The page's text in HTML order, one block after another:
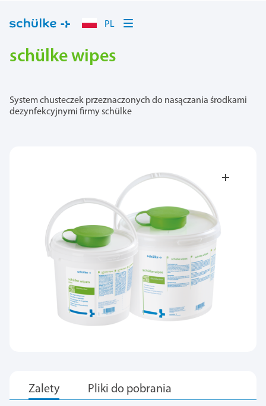
PL
schülke wipes
System chusteczek przeznaczonych do nasączania środkami
dezynfekcyjnymi firmy schülke